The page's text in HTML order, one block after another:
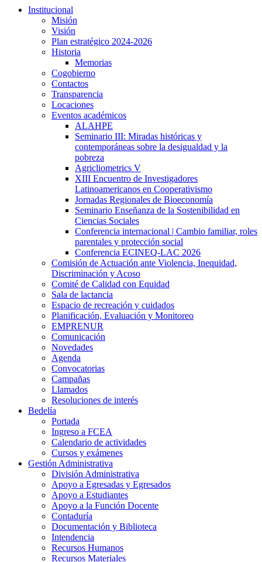
Institucional
Misión
Visión
Plan estratégico 2024-2026
Historia
Memorias
Cogobierno
Contactos
Transparencia
Locaciones
Eventos académicos
ALAHPE
Seminario III: Miradas históricas y
contemporáneas sobre la desigualdad y la
pobreza
Agricliometrics V
XIII Encuentro de Investigadores
Latinoamericanos en Cooperativismo
Jornadas Regionales de Bioeconomía
Seminario Enseñanza de la Sostenibilidad en
Ciencias Sociales
Conferencia internacional | Cambio familiar, roles
parentales y protección social
Conferencia ECINEQ-LAC 2026
Comisión de Actuación ante Violencia, Inequidad,
Discriminación y Acoso
Comité de Calidad con Equidad
Sala de lactancia
Espacio de recreación y cuidados
Planificación, Evaluación y Monitoreo
EMPRENUR
Comunicación
Novedades
Agenda
Convocatorias
Campañas
Llamados
Resoluciones de interés
Bedelía
Portada
Ingreso a FCEA
Calendario de actividades
Cursos y exámenes
Gestión Administrativa
División Administrativa
Apoyo a Egresadas y Egresados
Apoyo a Estudiantes
Apoyo a la Función Docente
Contaduría
Documentación y Biblioteca
Intendencia
Recursos Humanos
Recursos Materiales